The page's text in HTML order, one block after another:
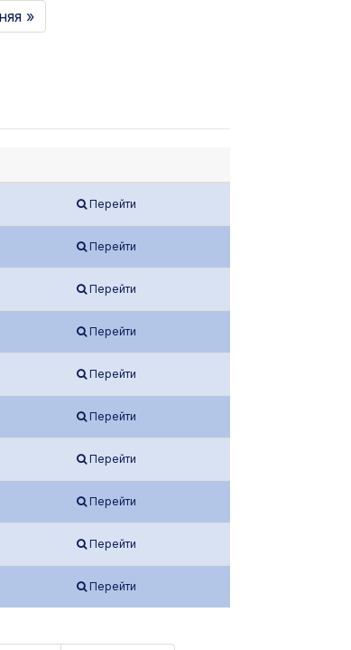
»
Перейти
Перейти
Перейти
Перейти
Перейти
Перейти
Перейти
Перейти
Перейти
Перейти